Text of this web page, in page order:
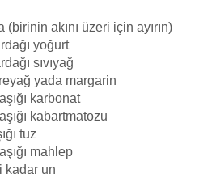
(birinin akını üzeri için ayırın)
yoğurt
sıvıyağ
yada margarin
karbonat
kabartmatozu
tuz
mahlep
kadar un